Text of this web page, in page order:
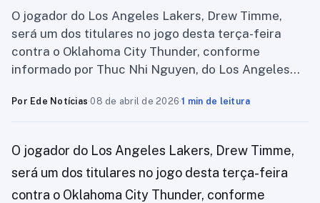
O jogador do Los Angeles Lakers, Drew Timme,
será um dos titulares no jogo desta terça-feira
contra o Oklahoma City Thunder, conforme
informado por Thuc Nhi Nguyen, do Los Angeles…
Por Ede Notícias·08 de abril de 2026·1 min de leitura
O jogador do Los Angeles Lakers, Drew Timme,
será um dos titulares no jogo desta terça-feira
contra o Oklahoma City Thunder, conforme